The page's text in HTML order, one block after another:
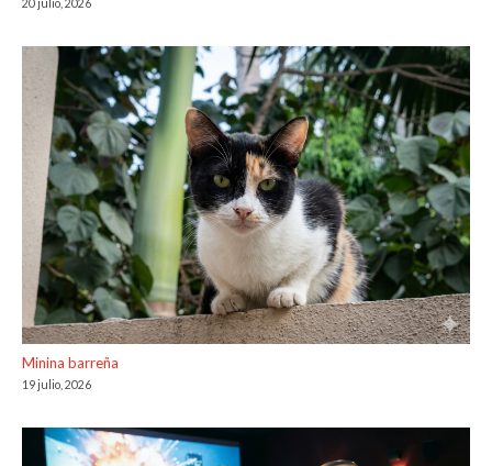
20 julio, 2026
Minina barreña
19 julio, 2026